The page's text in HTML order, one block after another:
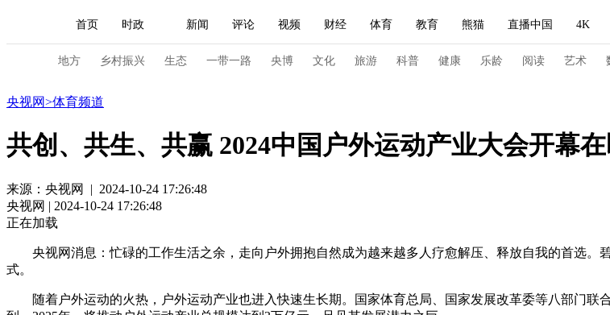
首页 时政 新闻 评论 视频 财经 体育 教育 熊猫 直播中国 4K
人民领袖习近平 中国领导人 央视快评 习式妙语 热解读 天天学习
直播 栏目大全 节目单 听音 微视频 主持人 下载央视影音
海外频道 iPanda English Монгол
地方 乡村振兴 生态 一带一路 央博 文化 旅游 科普 健康 乐龄 阅读 艺术
新闻 国内 国际
人民领袖习近平
视频 小央视频 小央直播 直播中国 熊猫频道 VR/AR 4K专区 全景新闻
央视网>体育频道
共创、共生、共赢 2024中国户外运动产业大会开幕
来源：央视网 | 2024-10-24 17:26:48
央视网 | 2024-10-24 17:26:48
正在加载
央视网消息：忙碌的工作生活之余，走向户外拥抱自然成为越来越多人疗愈解压、释放自我的首选。
式。
随着户外运动的火热，户外运动产业也进入快速生长期。国家体育总局、国家发展改革委等八部门联